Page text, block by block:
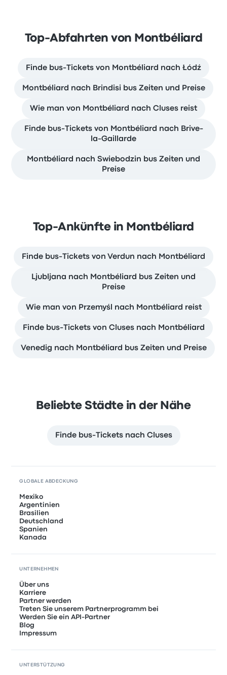
Top-Abfahrten von Montbéliard
Finde bus-Tickets von Montbéliard nach Łódź
Montbéliard nach Brindisi bus Zeiten und Preise
Wie man von Montbéliard nach Cluses reist
Finde bus-Tickets von Montbéliard nach Brive-
la-Gaillarde
Montbéliard nach Swiebodzin bus Zeiten und
Preise
Top-Ankünfte in Montbéliard
Finde bus-Tickets von Verdun nach Montbéliard
Ljubljana nach Montbéliard bus Zeiten und
Preise
Wie man von Przemyśl nach Montbéliard reist
Finde bus-Tickets von Cluses nach Montbéliard
Venedig nach Montbéliard bus Zeiten und Preise
Beliebte Städte in der Nähe
Finde bus-Tickets nach Cluses
GLOBALE ABDECKUNG
Mexiko
Argentinien
Brasilien
Deutschland
Spanien
Kanada
UNTERNEHMEN
Über uns
Karriere
Partner werden
Treten Sie unserem Partnerprogramm bei
Werden Sie ein API-Partner
Blog
Impressum
UNTERSTÜTZUNG